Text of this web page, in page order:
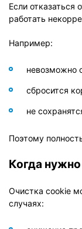
Если отказаться
работать
Например:
невозможно
сбросится
не
Поэтому
Когда
Очистка cookie
случаях: